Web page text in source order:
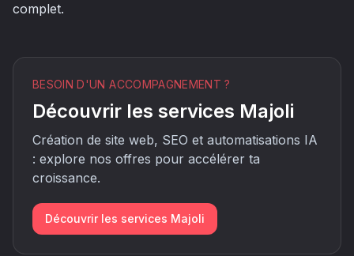
complet.
BESOIN D'UN ACCOMPAGNEMENT ?
Découvrir les services Majoli
Création de site web, SEO et automatisations IA
: explore nos offres pour accélérer ta
croissance.
Découvrir les services Majoli